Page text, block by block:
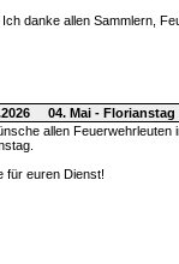
Ich danke allen Sammlern,
04. Mai -
allen Feuerwehrleuten
für euren Dienst!